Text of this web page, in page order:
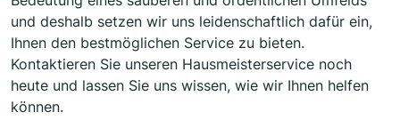
und deshalb setzen wir uns leidenschaftlich dafür ein,
Ihnen den bestmöglichen Service zu bieten.
Kontaktieren Sie unseren Hausmeisterservice noch
heute und lassen Sie uns wissen, wie wir Ihnen helfen
können.